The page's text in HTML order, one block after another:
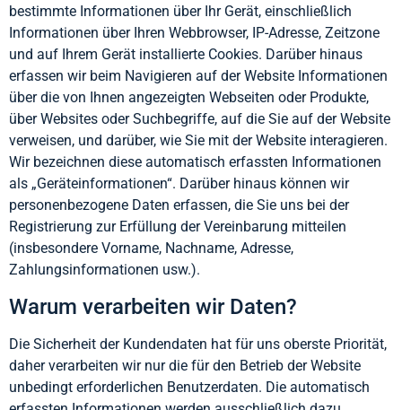
bestimmte Informationen über Ihr Gerät, einschließlich
Informationen über Ihren Webbrowser, IP-Adresse, Zeitzone
und auf Ihrem Gerät installierte Cookies. Darüber hinaus
erfassen wir beim Navigieren auf der Website Informationen
über die von Ihnen angezeigten Webseiten oder Produkte,
über Websites oder Suchbegriffe, auf die Sie auf der Website
verweisen, und darüber, wie Sie mit der Website interagieren.
Wir bezeichnen diese automatisch erfassten Informationen
als „Geräteinformationen“. Darüber hinaus können wir
personenbezogene Daten erfassen, die Sie uns bei der
Registrierung zur Erfüllung der Vereinbarung mitteilen
(insbesondere Vorname, Nachname, Adresse,
Zahlungsinformationen usw.).
Warum verarbeiten wir Daten?
Die Sicherheit der Kundendaten hat für uns oberste Priorität,
daher verarbeiten wir nur die für den Betrieb der Website
unbedingt erforderlichen Benutzerdaten. Die automatisch